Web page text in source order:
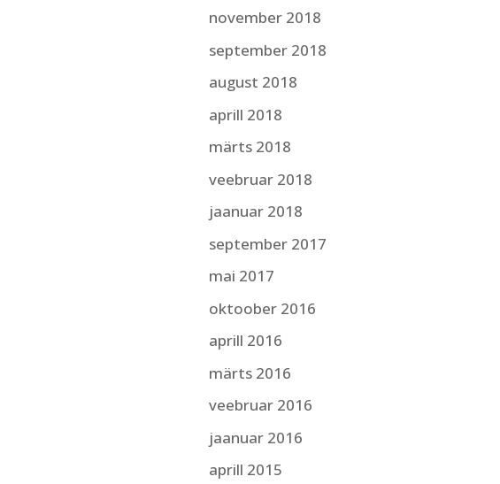
november 2018
september 2018
august 2018
aprill 2018
märts 2018
veebruar 2018
jaanuar 2018
september 2017
mai 2017
oktoober 2016
aprill 2016
märts 2016
veebruar 2016
jaanuar 2016
aprill 2015